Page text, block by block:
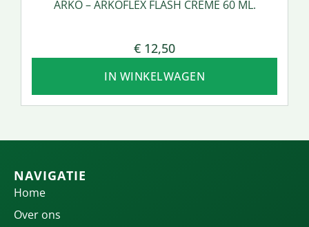
ARKO – ARKOFLEX FLASH CRÈME 60 ML.
€ 12,50
IN WINKELWAGEN
NAVIGATIE
Home
Over ons